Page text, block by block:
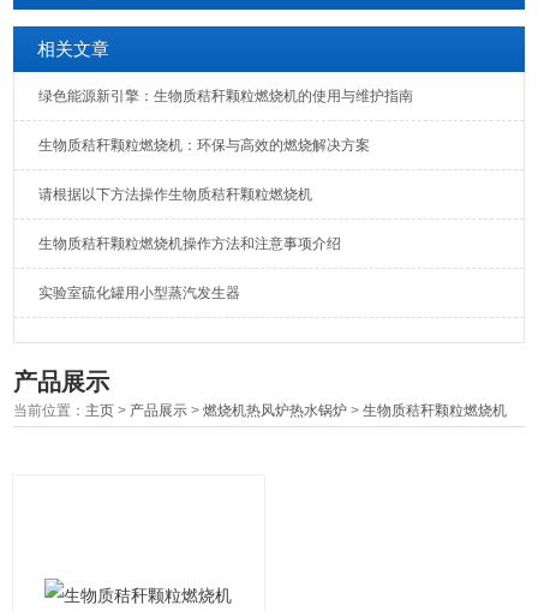
相关文章
绿色能源新引擎：生物质秸秆颗粒燃烧机的使用与维护指南
生物质秸秆颗粒燃烧机：环保与高效的燃烧解决方案
请根据以下方法操作生物质秸秆颗粒燃烧机
生物质秸秆颗粒燃烧机操作方法和注意事项介绍
实验室硫化罐用小型蒸汽发生器
产品展示
当前位置： 主页 > 产品展示 >燃烧机热风炉热水锅炉 >生物质秸秆颗粒燃烧机